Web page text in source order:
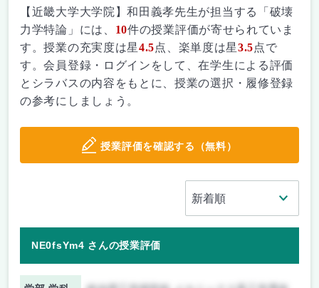
【近畿大学大学院】和田義孝先生が担当する「破壊
力学特論」には、 10件の授業評価が寄せられていま
す。授業の充実度は星4.5点、楽単度は星3.5点で
す。会員登録・ログインをして、在学生による評価
とシラバスの内容をもとに、授業の選択・履修登録
の参考にしましょう。
授業評価を確認する（無料）
NE0fsYm4 さんの授業評価